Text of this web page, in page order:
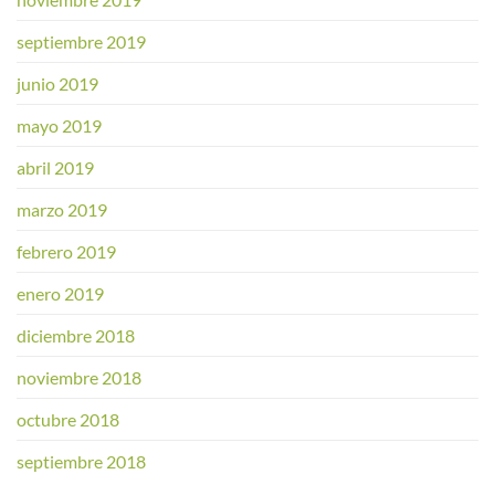
septiembre 2019
junio 2019
mayo 2019
abril 2019
marzo 2019
febrero 2019
enero 2019
diciembre 2018
noviembre 2018
octubre 2018
septiembre 2018